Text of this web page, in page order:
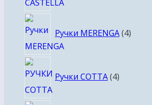
Ручки MERENGA 4товара
Ручки COTTA 4товара